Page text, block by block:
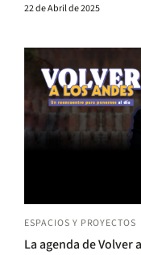
22 de Abril de 2025
ESPACIOS Y PROYECTOS
La agenda de Volver